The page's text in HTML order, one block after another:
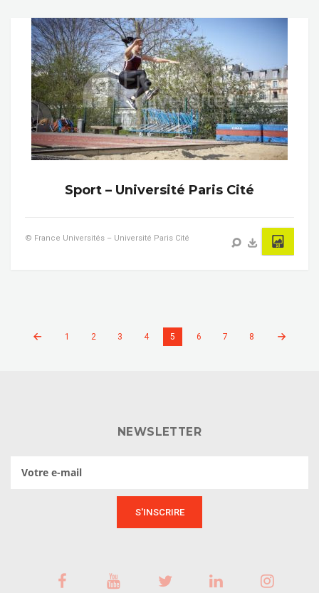
Sport – Université Paris Cité
© France Universités – Université Paris Cité
1 2 3 4 5 6 7 8
NEWSLETTER